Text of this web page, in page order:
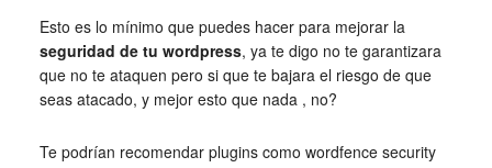
Esto es lo mínimo que puedes hacer para mejorar la
seguridad de tu wordpress, ya te digo no te garantizara
que no te ataquen pero si que te bajara el riesgo de que
seas atacado, y mejor esto que nada , no?
Te podrían recomendar plugins como wordfence security